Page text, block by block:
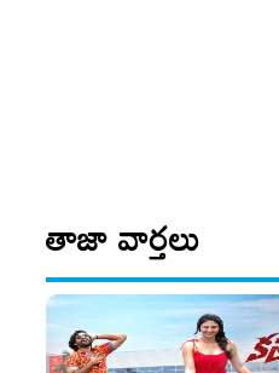
తాజా వార్తలు